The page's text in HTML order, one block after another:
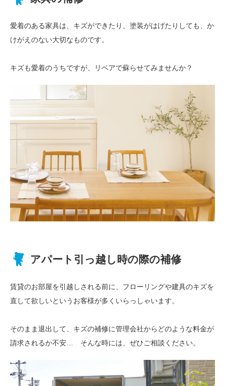
愛着のある家具は、キズができたり、塗装がはげたりしても、か
けがえのない大切なものです。
キズも愛着のうちですが、リペアで蘇らせてみませんか？
アパート引っ越し時の際の補修
賃貸のお部屋を引越しされる前に、フローリングや建具のキズを
直して欲しいというお客様が多くいらっしゃいます。
そのまま退出して、キズの補修に管理会社からどのような料金が
請求されるか不安… そんな時には、ぜひご相談ください。